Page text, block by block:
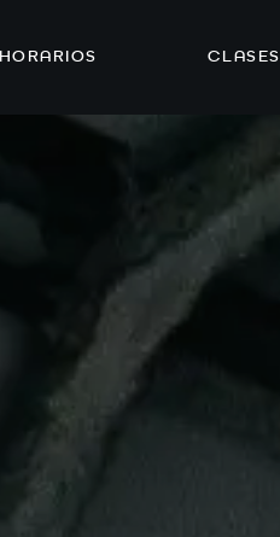
HORARIOS CLASES